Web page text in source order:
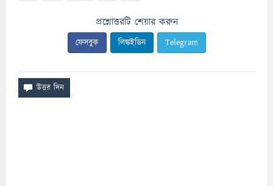
প্রশ্নোত্তরটি শেয়ার করুন
ফেসবুক লিঙ্কইডিন Telegram